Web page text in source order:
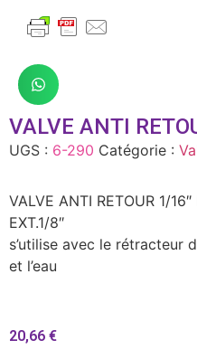
VALVE ANTI
UGS : 6-290 Catégorie :
VALVE ANTI RETOUR 1/
EXT.1/8″
s’utilise avec le rétracteur
et l’eau
20,66 €